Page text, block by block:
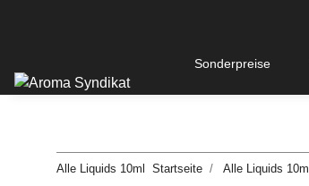
Sonderpreise
Alle Liquids 10ml Startseite Alle Liquids 10ml